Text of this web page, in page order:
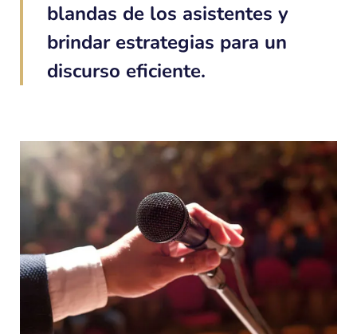
blandas de los asistentes y
brindar estrategias para un
discurso eficiente.